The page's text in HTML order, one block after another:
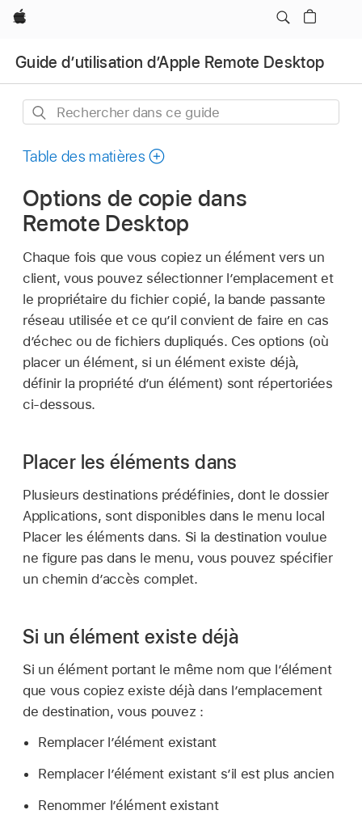
Apple
Guide d’utilisation d’Apple Remote Desktop
Rechercher
ce
Table des matières
Options de copie dans
Remote Desktop
Chaque fois que vous copiez un élément vers un
client, vous pouvez sélectionner l’emplacement et
le propriétaire du fichier copié, la bande passante
réseau utilisée et ce qu’il convient de faire en cas
d’échec ou de fichiers dupliqués. Ces options (où
placer un élément, si un élément existe déjà,
définir la propriété d’un élément) sont répertoriées
ci-dessous.
Placer les éléments dans
Plusieurs destinations prédéfinies, dont le dossier
Applications, sont disponibles dans le menu local
Placer les éléments dans. Si la destination voulue
ne figure pas dans le menu, vous pouvez spécifier
un chemin d’accès complet.
Si un élément existe déjà
Si un élément portant le même nom que l’élément
que vous copiez existe déjà dans l’emplacement
de destination, vous pouvez :
Remplacer l’élément existant
Remplacer l’élément existant s’il est plus ancien
Renommer l’élément existant